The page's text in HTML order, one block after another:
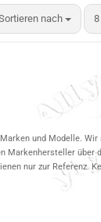
nach
und Modelle.
nur zur